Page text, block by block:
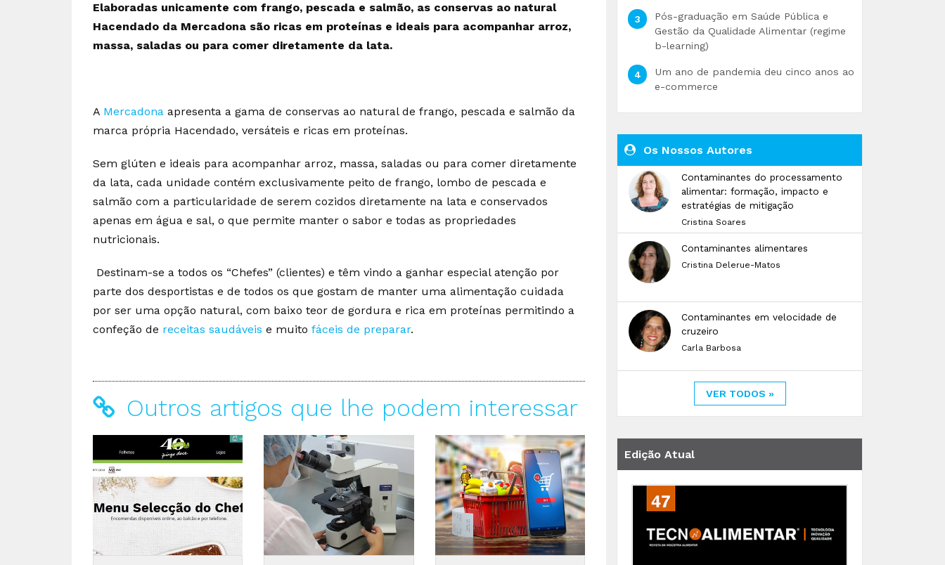
Elaboradas unicamente com frango, pescada e salmão, as conservas ao natural
Hacendado da Mercadona são ricas em proteínas e ideais para acompanhar arroz,
massa, saladas ou para comer diretamente da lata.
A Mercadona apresenta a gama de conservas ao natural de frango, pescada e salmão da
marca própria Hacendado, versáteis e ricas em proteínas.
Sem glúten e ideais para acompanhar arroz, massa, saladas ou para comer diretamente
da lata, cada unidade contém exclusivamente peito de frango, lombo de pescada e
salmão com a particularidade de serem cozidos diretamente na lata e conservados
apenas em água e sal, o que permite manter o sabor e todas as propriedades
nutricionais.
Destinam-se a todos os “Chefes” (clientes) e têm vindo a ganhar especial atenção por
parte dos desportistas e de todos os que gostam de manter uma alimentação cuidada
por ser uma opção natural, com baixo teor de gordura e rica em proteínas permitindo a
confeção de receitas saudáveis e muito fáceis de preparar.
Outros artigos que lhe podem interessar
Pós-graduação em Saúde Pública e
Gestão da Qualidade Alimentar (regime
b-learning)
Um ano de pandemia deu cinco anos ao
e-commerce
Os Nossos Autores
Contaminantes do processamento
alimentar: formação, impacto e
estratégias de mitigação
Cristina Soares
Contaminantes alimentares
Cristina Delerue-Matos
Contaminantes em velocidade de
cruzeiro
Carla Barbosa
VER TODOS »
Edição Atual